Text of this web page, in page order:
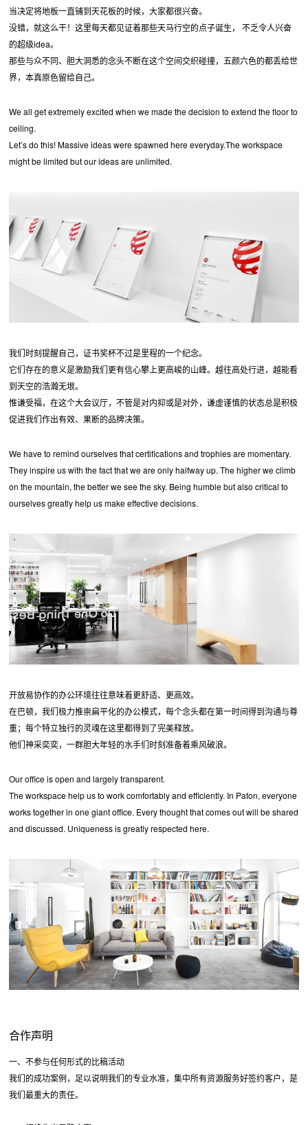
当决定将地板一直铺到天花板的时候，大家都很兴奋。
没错，就这么干！这里每天都见证着那些天马行空的点子诞生， 不乏令人兴奋
的超级idea。
那些与众不同、胆大洞悉的念头不断在这个空间交织碰撞，五颜六色的都丢给世
界，本真原色留给自己。
We all get extremely excited when we made the decision to extend the floor to
ceiling.
Let’s do this! Massive ideas were spawned here everyday.The workspace
might be limited but our ideas are unlimited.
我们时刻提醒自己，证书奖杯不过是里程的一个纪念。
它们存在的意义是激励我们更有信心攀上更高峻的山峰。越往高处行进，越能看
到天空的浩瀚无垠。
惟谦受福，在这个大会议厅，不管是对内抑或是对外，谦虚谨慎的状态总是积极
促进我们作出有效、果断的品牌决策。
We have to remind ourselves that certifications and trophies are momentary.
They inspire us with the fact that we are only halfway up. The higher we climb
on the mountain, the better we see the sky. Being humble but also critical to
ourselves greatly help us make effective decisions.
开放易协作的办公环境往往意味着更舒适、更高效。
在巴顿，我们极力推崇扁平化的办公模式，每个念头都在第一时间得到沟通与尊
重；每个特立独行的灵魂在这里都得到了完美释放。
他们神采奕奕，一群胆大年轻的水手们时刻准备着乘风破浪。
Our office is open and largely transparent.
The workspace help us to work comfortably and efficiently. In Paton, everyone
works together in one giant office. Every thought that comes out will be shared
and discussed. Uniqueness is greatly respected here.
合作声明
一、不参与任何形式的比稿活动
我们的成功案例，足以说明我们的专业水准，集中所有资源服务好签约客户，是
我们最重大的责任。